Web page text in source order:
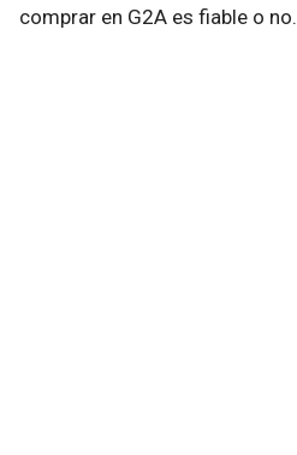
comprar en G2A es fiable o no.